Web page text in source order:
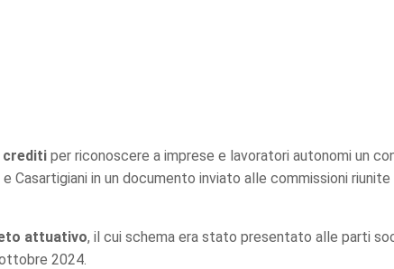
crediti per riconoscere a imprese e lavoratori autonomi un
e Casartigiani in un documento inviato alle commissioni
attuativo, il cui schema era stato presentato alle parti
2024.